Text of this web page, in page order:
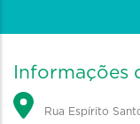
Informações
Rua Espírito